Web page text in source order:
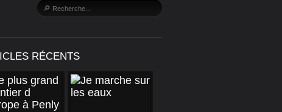
RÉCENTS